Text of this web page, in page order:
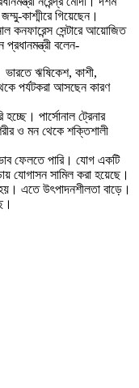
কাশ্মীরে গিয়েছেন।
কনফারেন্স সেন্টারে আয়োজিত
বলেন-
ভারতে ঋষিকেশ, কাশী,
পর্যটকরা আসছেন কারণ
হচ্ছে। পার্সোনাল ট্রেনার
ও মন থেকে শক্তিশালী
ফেলতে পারি। যোগ একটি
যোগাসন সামিল করা হয়েছে।
এতে উৎপাদনশীলতা বাড়ে।